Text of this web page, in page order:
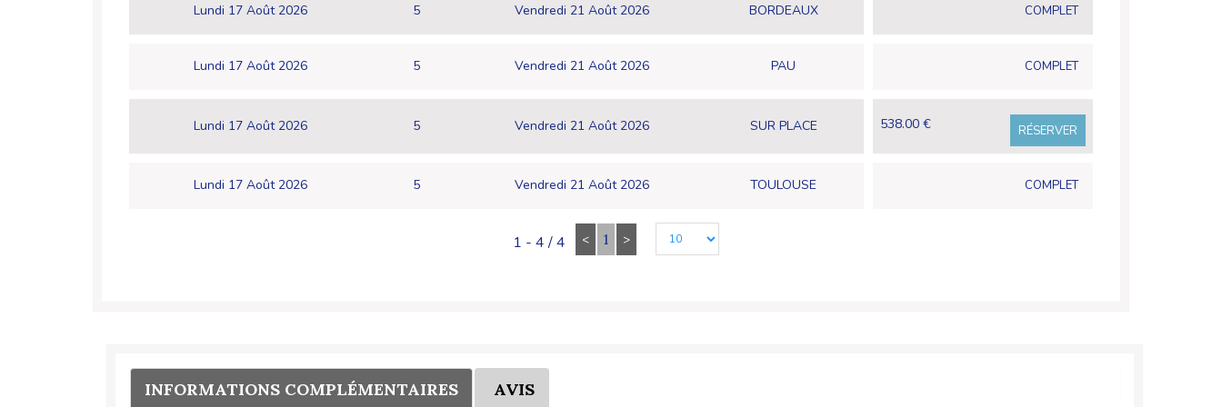
Lundi 17 Août 2026 5 Vendredi 21 Août 2026 BORDEAUX COMPLET
Lundi 17 Août 2026 5 Vendredi 21 Août 2026 PAU COMPLET
Lundi 17 Août 2026 5 Vendredi 21 Août 2026 SUR PLACE 538.00 € RÉSERVER
Lundi 17 Août 2026 5 Vendredi 21 Août 2026 TOULOUSE COMPLET
1 - 4 / 4 < 1 >
INFORMATIONS COMPLÉMENTAIRES AVIS